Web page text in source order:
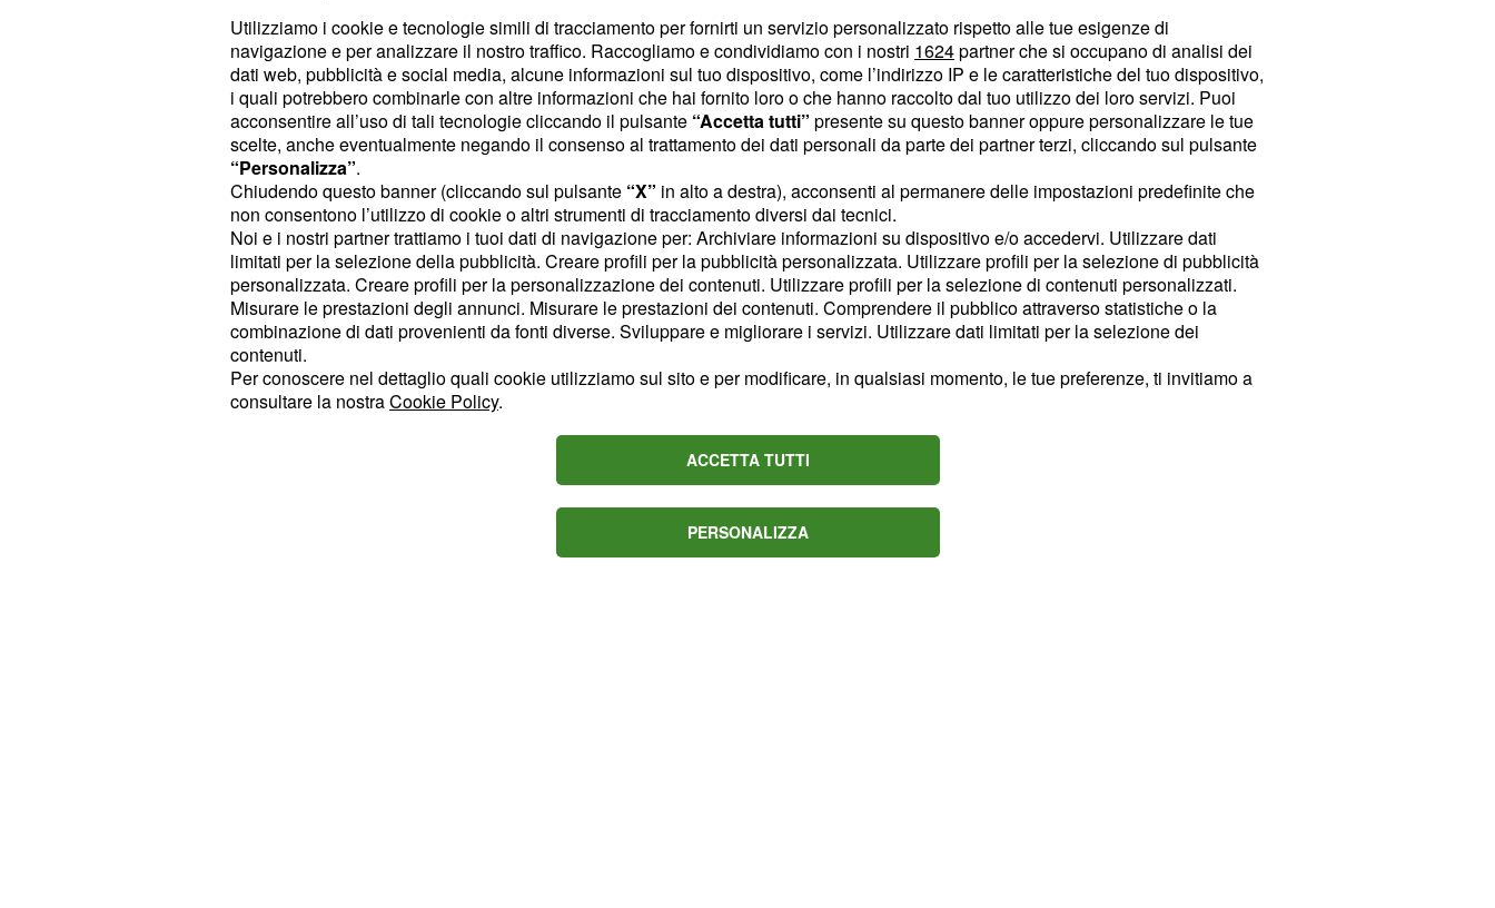
con il malvagio Dr. Neo Cortex e tutti i suoi scagnozzi,
mentre il sequel porterà il nostro protagonista sul ghiaccio,
prima del viaggio nel tempo e nello spazio con il gran finale
della serie.
Le avventure di Crash tornano su
PlayStation
Lo storico videogame a piattaforme, basato su livelli
sequenziali nei quali bisogna arrivare alla conclusione,
collezionando anche oggetti di vario tipo come casse e
cristalli. In alcuni di essi ci si sposterà a bordo di alcuni
mezzi speciali, quali Jet Pack o Acqua-Scooter, poi ancora
cavalcare animali come tigri o orsi polari, e così via.
Activision ha annunciato l’uscita della triologia per il
Utilizziamo i cookie e tecnologie simili di tracciamento per fornirti un servizio personalizzato rispetto alle tue esigenze di
navigazione e per analizzare il nostro traffico. Raccogliamo e condividiamo con i nostri 1624partner che si occupano di analisi dei
dati web, pubblicità e social media, alcune informazioni sul tuo dispositivo, come l’indirizzo IP e le caratteristiche del tuo dispositivo,
i quali potrebbero combinarle con altre informazioni che hai fornito loro o che hanno raccolto dal tuo utilizzo dei loro servizi. Puoi
acconsentire all’uso di tali tecnologie cliccando il pulsante “Accetta tutti” presente su questo banner oppure personalizzare le tue
scelte, anche eventualmente negando il consenso al trattamento dei dati personali da parte dei partner terzi, cliccando sul pulsante
“Personalizza”.
Chiudendo questo banner (cliccando sul pulsante “X” in alto a destra), acconsenti al permanere delle impostazioni predefinite che
non consentono l’utilizzo di cookie o altri strumenti di tracciamento diversi dai tecnici.
Noi e i nostri partner trattiamo i tuoi dati di navigazione per: Archiviare informazioni su dispositivo e/o accedervi. Utilizzare dati
limitati per la selezione della pubblicità. Creare profili per la pubblicità personalizzata. Utilizzare profili per la selezione di pubblicità
personalizzata. Creare profili per la personalizzazione dei contenuti. Utilizzare profili per la selezione di contenuti personalizzati.
Misurare le prestazioni degli annunci. Misurare le prestazioni dei contenuti. Comprendere il pubblico attraverso statistiche o la
combinazione di dati provenienti da fonti diverse. Sviluppare e migliorare i servizi. Utilizzare dati limitati per la selezione dei
contenuti.
Per conoscere nel dettaglio quali cookie utilizziamo sul sito e per modificare, in qualsiasi momento, le tue preferenze, ti invitiamo a
consultare la nostraCookie Policy.
ACCETTA TUTTI
PERSONALIZZA